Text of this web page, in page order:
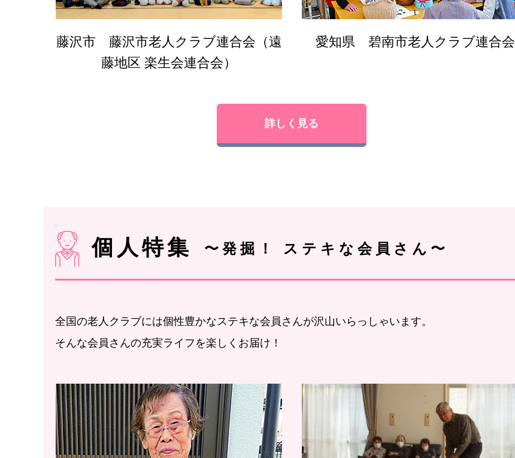
藤沢市 藤沢市老人クラブ連合会（遠
藤地区 楽生会連合会）
愛知県 碧南市老人クラブ連合会
詳しく見る
個人特集 〜発掘！ ステキな会員さん〜
全国の老人クラブには個性豊かなステキな会員さんが沢山いらっしゃいます。
そんな会員さんの充実ライフを楽しくお届け！